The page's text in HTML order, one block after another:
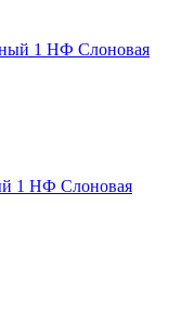
1 НФ Слоновая